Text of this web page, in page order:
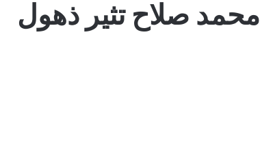
صلاح تثير ذهول